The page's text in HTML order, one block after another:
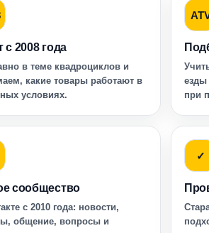
2008 года
в теме квадроциклов и
какие товары работают в
условиях.
езды
при
сообщество
с 2010 года: новости,
общение, вопросы и
✓